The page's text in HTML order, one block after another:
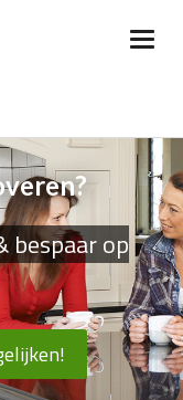
bespaar op